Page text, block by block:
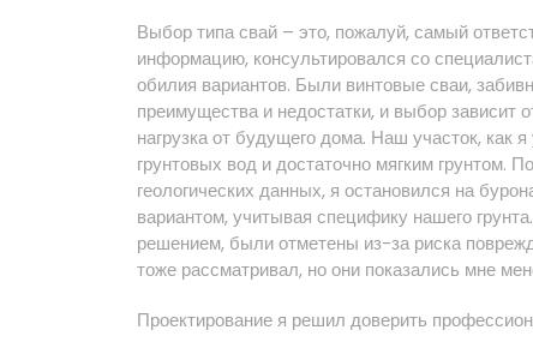
Выбор типа свай – это, пожалуй, самый
информацию, консультировался со
обилия вариантов. Были винтовые сваи,
преимущества и недостатки, и выбор зависит
нагрузка от будущего дома. Наш участок, как
грунтовых вод и достаточно мягким грунтом.
геологических данных, я остановился на
вариантом, учитывая специфику нашего
решением, были отметены из-за риска
тоже рассматривал, но они показались мне
Проектирование я решил доверить